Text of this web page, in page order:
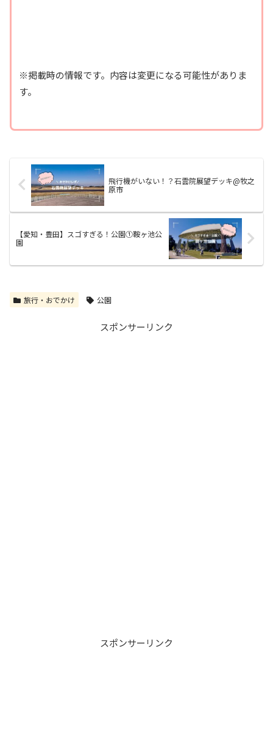
※掲載時の情報です。内容は変更になる可能性がありま
す。
飛行機がいない！？石雲院展望デッキ@牧之
原市
【愛知・豊田】スゴすぎる！公園①鞍ヶ池公
園
旅行・おでかけ 公園
スポンサーリンク
スポンサーリンク